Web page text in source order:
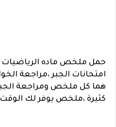
حمل ملخص ماده الرياضيات
امتحانات الجبر ،مراجعة
هما كل ملخص ومراجعة
كثيرة ،ملخص يوفر لك